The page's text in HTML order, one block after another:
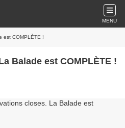
MENU
est COMPLÈTE !
Balade est COMPLÈTE !